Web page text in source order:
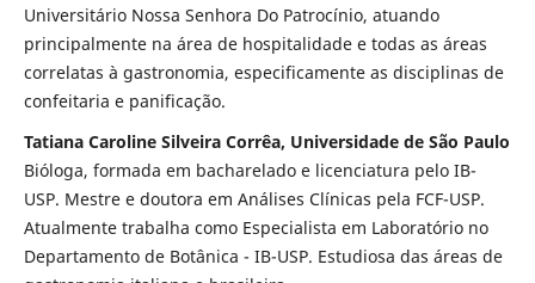
Universitário Nossa Senhora Do Patrocínio, atuando
principalmente na área de hospitalidade e todas as áreas
correlatas à gastronomia, especificamente as disciplinas de
confeitaria e panificação.
Tatiana Caroline Silveira Corrêa, Universidade de São Paulo
Bióloga, formada em bacharelado e licenciatura pelo IB-
USP. Mestre e doutora em Análises Clínicas pela FCF-USP.
Atualmente trabalha como Especialista em Laboratório no
Departamento de Botânica - IB-USP. Estudiosa das áreas de